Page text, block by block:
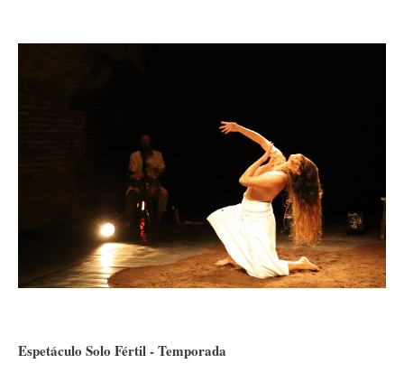
Espetáculo Solo Fértil - Temporada